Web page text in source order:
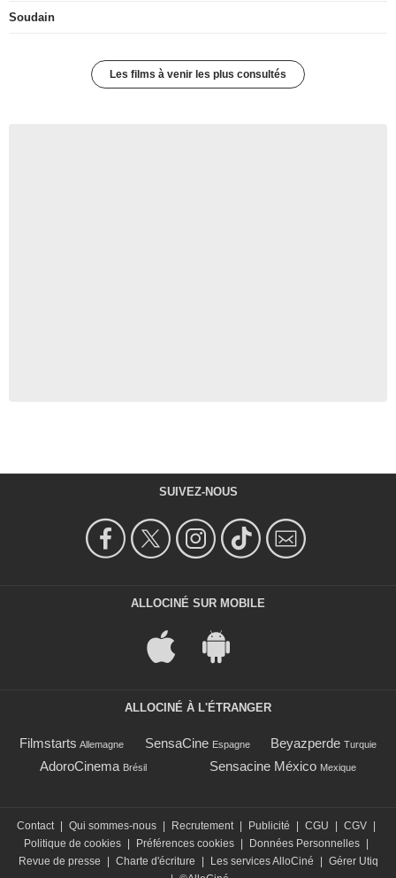
Soudain
Les films à venir les plus consultés
SUIVEZ-NOUS
ALLOCINÉ SUR MOBILE
ALLOCINÉ À L'ÉTRANGER
Filmstarts Allemagne SensaCine Espagne Beyazperde Turquie
AdoroCinema Brésil Sensacine México Mexique
Contact Qui sommes-nous Recrutement Publicité CGU CGV
Politique de cookies
Préférences cookies Données Personnelles
Revue de presse
Charte d'écriture Les services AlloCiné
Gérer Utiq